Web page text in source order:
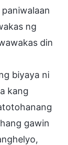
ng
din
biyaya ni
kang
gawin